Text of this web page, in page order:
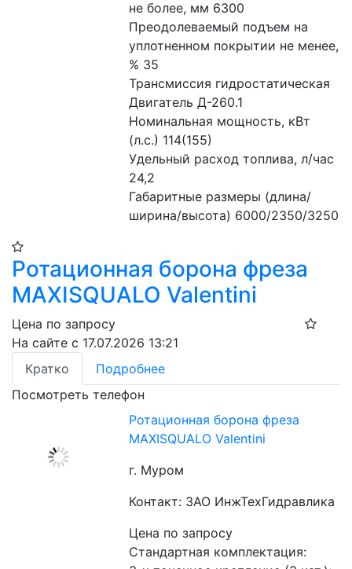
не более, мм 6300
Преодолеваемый подъем на
уплотненном покрытии не менее,
% 35
Трансмиссия гидростатическая
Двигатель Д-260.1
Номинальная мощность, кВт
(л.с.) 114(155)
Удельный расход топлива, л/час
24,2
Габаритные размеры (длина/
ширина/высота) 6000/2350/3250
Ротационная борона фреза
MAXISQUALO Valentini
Цена по запросу
На сайте с 17.07.2026 13:21
Кратко
Подробнее
Посмотреть телефон
Ротационная борона фреза
MAXISQUALO Valentini
г. Муром
Контакт: ЗАО ИнжТехГидравлика
Цена по запросу
Стандартная комплектация: